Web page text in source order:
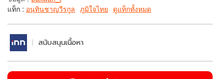
แท็ก : อนุทินชาญวีรกูล ภูมิใจไทย ดูแท็กทั้งหมด
สนับสนุนเนื้อหา